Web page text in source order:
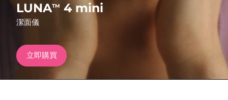
LUNATM 4 mini
潔面儀
立即購買
紅光療法
德國